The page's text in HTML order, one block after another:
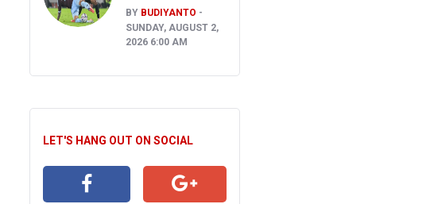
BY BUDIYANTO
SUNDAY, AUGUST 2,
2026 6:00 AM
LET'S HANG OUT ON SOCIAL